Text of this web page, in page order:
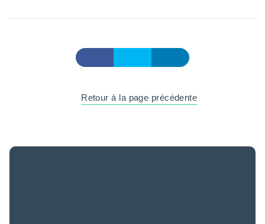
Retour à la page précédente